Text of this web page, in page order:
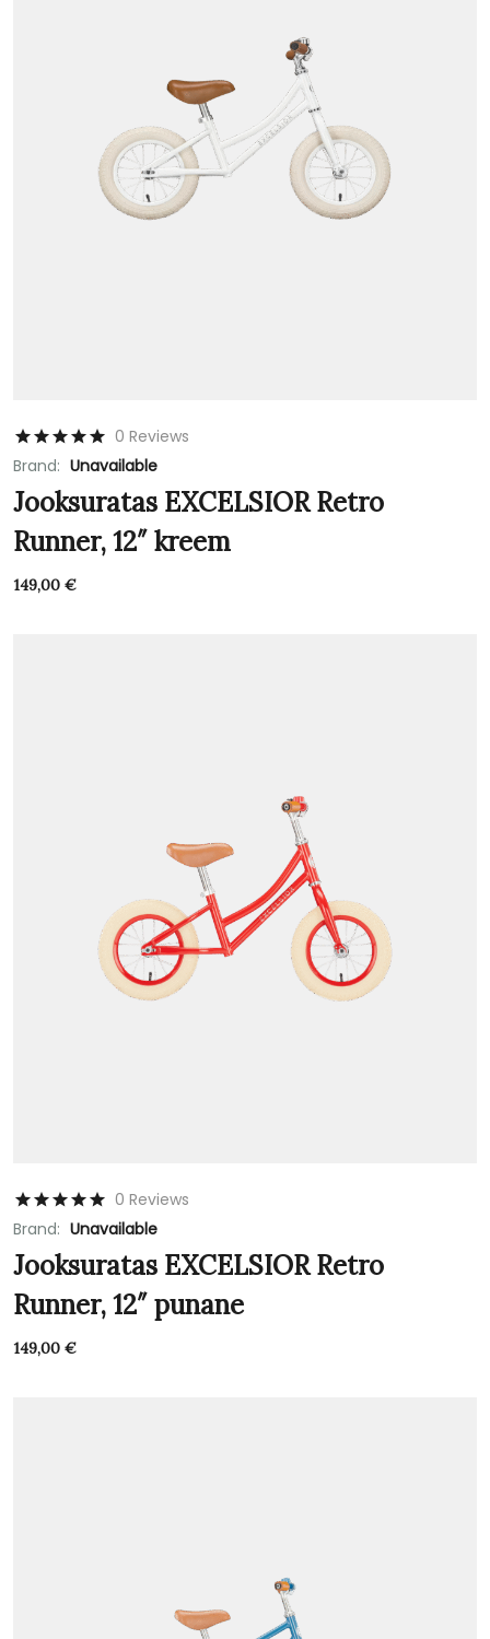
0 Reviews
Brand: Unavailable
Jooksuratas EXCELSIOR Retro
Runner, 12″ kreem
149,00 €
0 Reviews
Brand: Unavailable
Jooksuratas EXCELSIOR Retro
Runner, 12″ punane
149,00 €